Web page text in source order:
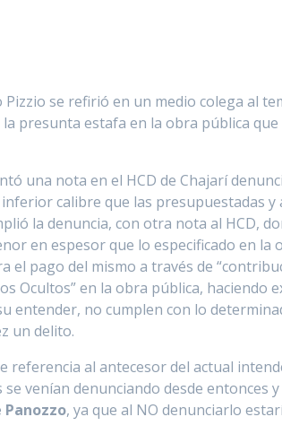
Pizzio se refirió en un medio colega al
presunta estafa en la obra pública
una nota en el HCD de Chajarí
calibre que las presupuestadas
la denuncia, con otra nota al HCD,
en espesor que lo especificado en
el pago del mismo a través de
Ocultos” en la obra pública, haciendo
entender, no cumplen con lo
un delito.
referencia al antecesor del actual
venían denunciando desde entonces y
Panozzo, ya que al NO denunciarlo